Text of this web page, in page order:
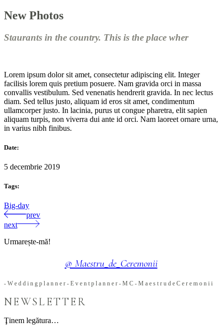
New Photos
Staurants in the country. This is the place wher
Lorem ipsum dolor sit amet, consectetur adipiscing elit. Integer
facilisis lorem quis pretium posuere. Nam gravida orci in massa
convallis vestibulum. Sed venenatis hendrerit gravida. In nec lectus
diam. Sed tellus justo, aliquam id eros sit amet, condimentum
ullamcorper justo. In lacinia, purus ut congue pharetra, elit sapien
aliquam turpis, non viverra dui ante id orci. Nam laoreet ornare urna,
in varius nibh finibus.
Date:
5 decembrie 2019
Tags:
Big-day
prev
next
Urmarește-mă!
@ Maestru_de_Ceremonii
- W e d d i n g p l a n n e r - E v e n t p l a n n e r - M C - M a e s t r u d e C e r e m o n i i
NEWSLETTER
Ţinem legătura…